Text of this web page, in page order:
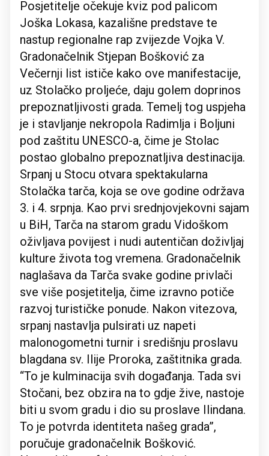
Posjetitelje očekuje kviz pod palicom
Joška Lokasa, kazališne predstave te
nastup regionalne rap zvijezde Vojka V.
Gradonačelnik Stjepan Bošković za
Večernji list ističe kako ove manifestacije,
uz Stolačko proljeće, daju golem doprinos
prepoznatljivosti grada. Temelj tog uspjeha
je i stavljanje nekropola Radimlja i Boljuni
pod zaštitu UNESCO-a, čime je Stolac
postao globalno prepoznatljiva destinacija.
Srpanj u Stocu otvara spektakularna
Stolačka tarča, koja se ove godine održava
3. i 4. srpnja. Kao prvi srednjovjekovni sajam
u BiH, Tarča na starom gradu Vidoškom
oživljava povijest i nudi autentičan doživljaj
kulture života tog vremena. Gradonačelnik
naglašava da Tarča svake godine privlači
sve više posjetitelja, čime izravno potiče
razvoj turističke ponude. Nakon vitezova,
srpanj nastavlja pulsirati uz napeti
malonogometni turnir i središnju proslavu
blagdana sv. Ilije Proroka, zaštitnika grada.
“To je kulminacija svih događanja. Tada svi
Stočani, bez obzira na to gdje žive, nastoje
biti u svom gradu i dio su proslave Ilindana.
To je potvrda identiteta našeg grada”,
poručuje gradonačelnik Bošković.